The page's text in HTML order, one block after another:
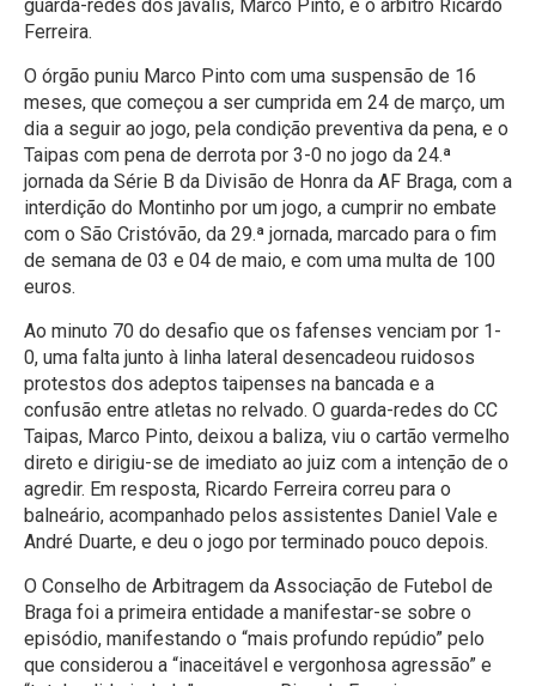
guarda-redes dos javalis, Marco Pinto, e o árbitro Ricardo
Ferreira.
O órgão puniu Marco Pinto com uma suspensão de 16
meses, que começou a ser cumprida em 24 de março, um
dia a seguir ao jogo, pela condição preventiva da pena, e o
Taipas com pena de derrota por 3-0 no jogo da 24.ª
jornada da Série B da Divisão de Honra da AF Braga, com a
interdição do Montinho por um jogo, a cumprir no embate
com o São Cristóvão, da 29.ª jornada, marcado para o fim
de semana de 03 e 04 de maio, e com uma multa de 100
euros.
Ao minuto 70 do desafio que os fafenses venciam por 1-
0, uma falta junto à linha lateral desencadeou ruidosos
protestos dos adeptos taipenses na bancada e a
confusão entre atletas no relvado. O guarda-redes do CC
Taipas, Marco Pinto, deixou a baliza, viu o cartão vermelho
direto e dirigiu-se de imediato ao juiz com a intenção de o
agredir. Em resposta, Ricardo Ferreira correu para o
balneário, acompanhado pelos assistentes Daniel Vale e
André Duarte, e deu o jogo por terminado pouco depois.
O Conselho de Arbitragem da Associação de Futebol de
Braga foi a primeira entidade a manifestar-se sobre o
episódio, manifestando o “mais profundo repúdio” pelo
que considerou a “inaceitável e vergonhosa agressão” e